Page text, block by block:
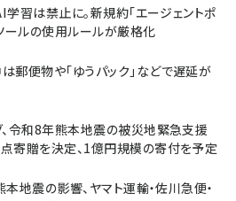
習は禁止に。新規約「エージェントポ
ールの使用ルールが厳格化
郵便物や「ゆうパック」などで遅延が
、令和8年熊本地震の被災地緊急支援
寄贈を決定、1億円規模の寄付を予定
地震の影響、ヤマト運輸・佐川急便・